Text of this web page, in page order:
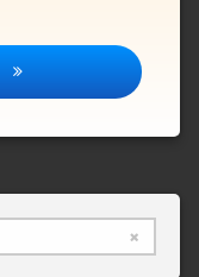
La storia di Pinella